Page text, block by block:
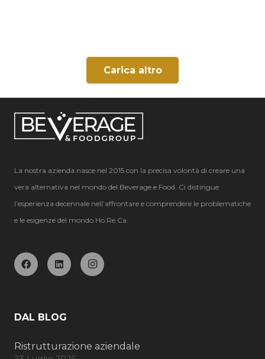
Carica altro
La nostra azienda nasce nel 2015 con la precisa volontà di creare una
vera alternativa nel mondo del Beverage e Food. Ci distingue
l’esperienza decennale nell’affrontare e comprendere le problematiche
e le esigenze del mondo Ho.Re.Ca.
DAL BLOG
Ristrutturazione aziendale